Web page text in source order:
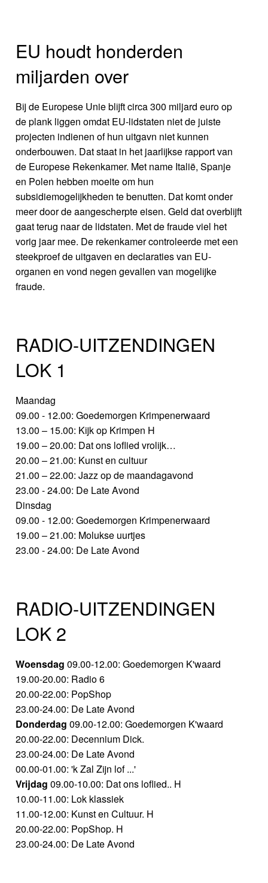
EU houdt honderden
miljarden over
Bij de Europese Unie blijft circa 300 miljard euro op
de plank liggen omdat EU-lidstaten niet de juiste
projecten indienen of hun uitgavn niet kunnen
onderbouwen. Dat staat in het jaarlijkse rapport van
de Europese Rekenkamer. Met name Italië, Spanje
en Polen hebben moeite om hun
subsidiemogelijkheden te benutten. Dat komt onder
meer door de aangescherpte eisen. Geld dat overblijft
gaat terug naar de lidstaten. Met de fraude viel het
vorig jaar mee. De rekenkamer controleerde met een
steekproef de uitgaven en declaraties van EU-
organen en vond negen gevallen van mogelijke
fraude.
RADIO-UITZENDINGEN
LOK 1
Maandag
09.00 - 12.00: Goedemorgen Krimpenerwaard
13.00 – 15.00: Kijk op Krimpen H
19.00 – 20.00: Dat ons loflied vrolijk…
20.00 – 21.00: Kunst en cultuur
21.00 – 22.00: Jazz op de maandagavond
23.00 - 24.00: De Late Avond
Dinsdag
09.00 - 12.00: Goedemorgen Krimpenerwaard
19.00 – 21.00: Molukse uurtjes
23.00 - 24.00: De Late Avond
RADIO-UITZENDINGEN
LOK 2
Woensdag 09.00-12.00: Goedemorgen K'waard
19.00-20.00: Radio 6
20.00-22.00: PopShop
23.00-24.00: De Late Avond
Donderdag 09.00-12.00: Goedemorgen K'waard
20.00-22.00: Decennium Dick.
23.00-24.00: De Late Avond
00.00-01.00: 'k Zal Zijn lof ...'
Vrijdag 09.00-10.00: Dat ons loflied.. H
10.00-11.00: Lok klassiek
11.00-12.00: Kunst en Cultuur. H
20.00-22.00: PopShop. H
23.00-24.00: De Late Avond